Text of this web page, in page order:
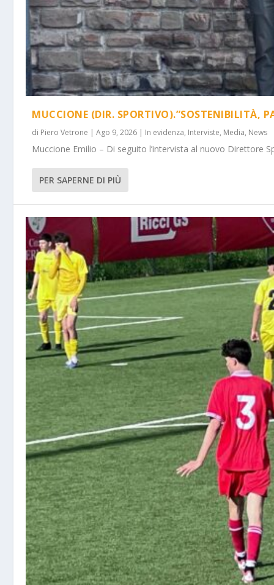
MUCCIONE (DIR. SPORTIVO).”SOSTENIBILITÀ,
di Piero Vetrone |Ago 9, 2026 | In evidenza, Interviste, Media, News
Muccione Emilio – Di seguito l’intervista al nuovo Direttore
PER SAPERNE DI PIÙ